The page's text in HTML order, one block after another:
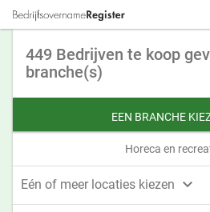
449 Bedrijven te koop
branche(s)
EEN BRANCHE
Horeca en
Eén of meer locaties kiezen 